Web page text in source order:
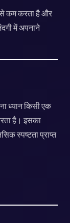
कम करता है और
में अपनाने
ध्यान किसी एक
है। इसका
स्पष्टता प्राप्त